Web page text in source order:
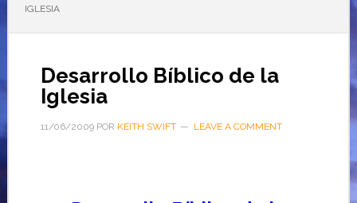
IGLESIA
Desarrollo Bíblico de la
Iglesia
11/06/2009POR KEITH SWIFT LEAVE A COMMENT